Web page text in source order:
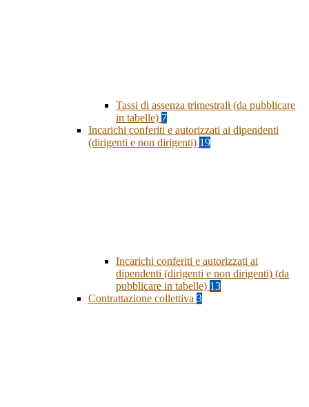
Tassi di assenza trimestrali (da pubblicare
in tabelle) 7
Incarichi conferiti e autorizzati ai dipendenti
(dirigenti e non dirigenti) 19
Incarichi conferiti e autorizzati ai
dipendenti (dirigenti e non dirigenti) (da
pubblicare in tabelle) 13
Contrattazione collettiva 3